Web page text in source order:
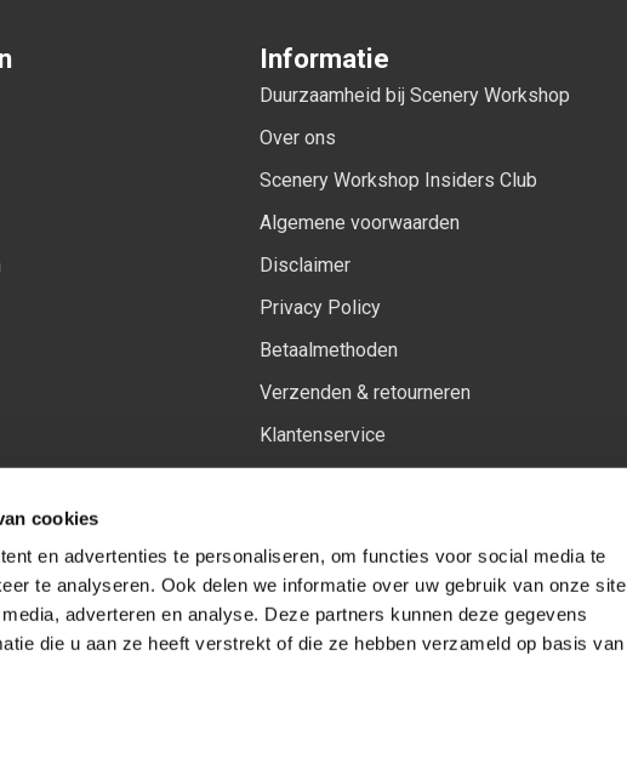
cookies
en advertenties te personaliseren, om functies voor social media te
te analyseren. Ook delen we informatie over uw gebruik van onze site
adverteren en analyse. Deze partners kunnen deze gegevens
die u aan ze heeft verstrekt of die ze hebben verzameld op basis van
Informatie
Duurzaamheid bij Scenery Workshop
Over ons
Scenery Workshop Insiders Club
Algemene voorwaarden
Disclaimer
Privacy Policy
Betaalmethoden
Verzenden & retourneren
Klantenservice
Volg ons op:
Facebook
YoutubeInstagram